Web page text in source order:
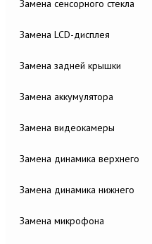
Замена сенсорного стекла
Замена LCD-дисплея
Замена задней крышки
Замена аккумулятора
Замена видеокамеры
Замена динамика верхнего
Замена динамика нижнего
Замена микрофона